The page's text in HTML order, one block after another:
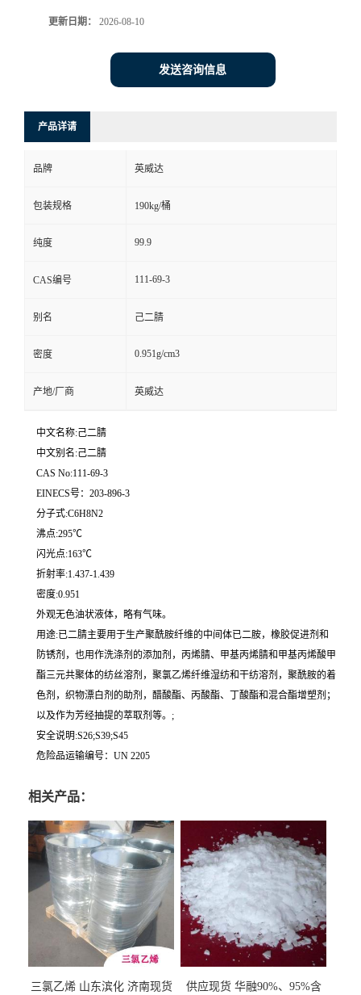
更新日期： 2026-08-10
发送咨询信息
产品详请
品牌 英威达
包装规格 190kg/桶
纯度 99.9
CAS编号 111-69-3
别名 己二腈
密度 0.951g/cm3
产地/厂商 英威达
中文名称:己二腈
中文别名:己二腈
CAS No:111-69-3
EINECS号：203-896-3
分子式:C6H8N2
沸点:295℃
闪光点:163℃
折射率:1.437-1.439
密度:0.951
外观无色油状液体，略有气味。
用途:已二腈主要用于生产聚酰胺纤维的中间体已二胺，橡胶促进剂和
防锈剂，也用作洗涤剂的添加剂，丙烯腈、甲基丙烯腈和甲基丙烯酸甲
酯三元共聚体的纺丝溶剂，聚氯乙烯纤维湿纺和干纺溶剂，聚酰胺的着
色剂，织物漂白剂的助剂，醋酸酯、丙酸酯、丁酸酯和混合酯增塑剂；
以及作为芳经抽提的萃取剂等。;
安全说明:S26;S39;S45
危险品运输编号：UN 2205
相关产品：
三氯乙烯 山东滨化 济南现货 供应现货 华融90%、95%含